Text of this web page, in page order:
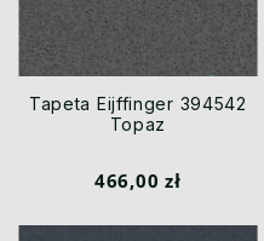
Tapeta Eijffinger 394542
Topaz
466,00 zł